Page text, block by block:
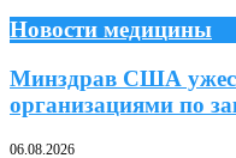
Новости медицины
Минздрав США
организациями по
06.08.2026